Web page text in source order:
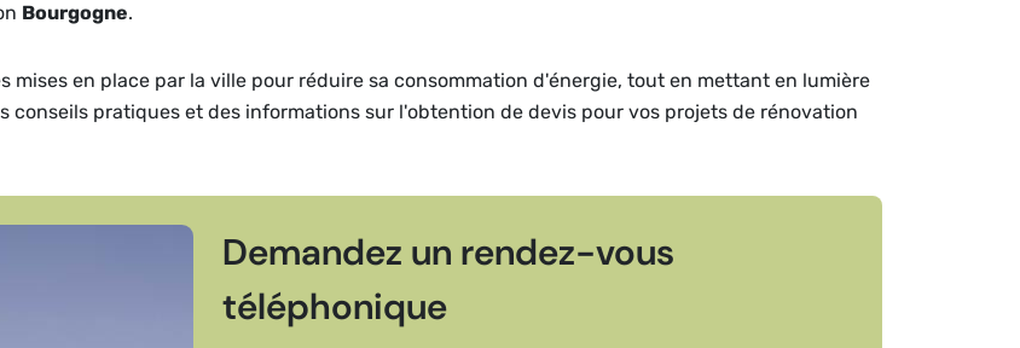
Bourgogne.
mises en place par la ville pour réduire sa consommation d'énergie, tout en mettant en lumière
conseils pratiques et des informations sur l'obtention de devis pour vos projets de rénovation
Demandez un rendez-vous
téléphonique